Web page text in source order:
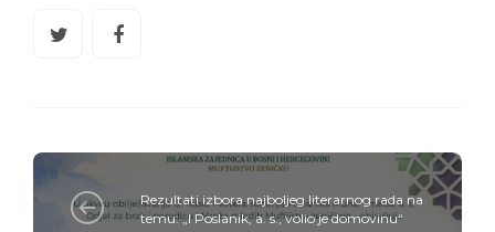
Rezultati izbora najboljeg literarnog rada na
temu: „I Poslanik, a. s., volio je domovinu“